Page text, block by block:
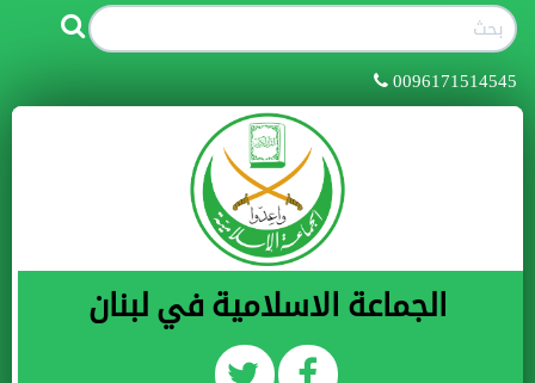
0096171514545
الجماعة الاسلامية في لبنان